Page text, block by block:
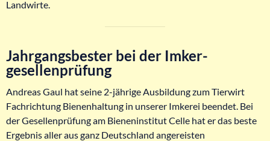
Landwirte.
Jahrgangsbester bei der Imker-
gesellenprüfung
Andreas Gaul hat seine 2-jährige Ausbildung zum Tierwirt
Fachrichtung Bienenhaltung in unserer Imkerei beendet. Bei
der Gesellenprüfung am Bieneninstitut Celle hat er das beste
Ergebnis aller aus ganz Deutschland angereisten